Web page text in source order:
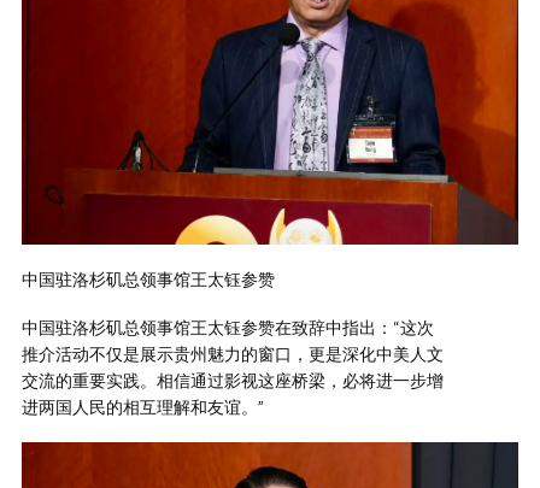
中国驻洛杉矶总领事馆王太钰参赞
中国驻洛杉矶总领事馆王太钰参赞在致辞中指出：“这次
推介活动不仅是展示贵州魅力的窗口，更是深化中美人文
交流的重要实践。相信通过影视这座桥梁，必将进一步增
进两国人民的相互理解和友谊。”